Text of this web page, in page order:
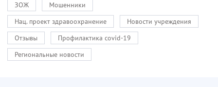
ЗОЖ
Мошенники
Нац. проект здравоохранение
Новости учреждения
Отзывы
Профилактика covid-19
Региональные новости